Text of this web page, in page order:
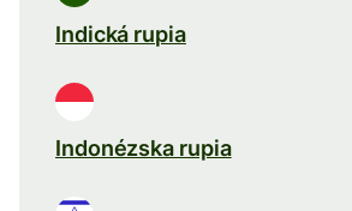
Indická rupia
Indonézska rupia